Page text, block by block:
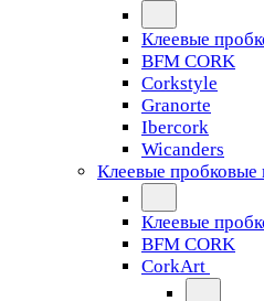
Клеевые
BFM CORK
Corkstyle
Granorte
Ibercork
Wicanders
Клеевые
Клеевые
BFM CORK
CorkArt